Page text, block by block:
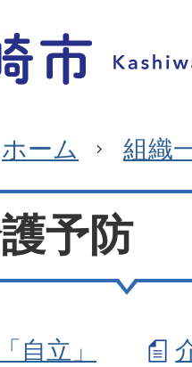
ホーム 組織
予防
自立」